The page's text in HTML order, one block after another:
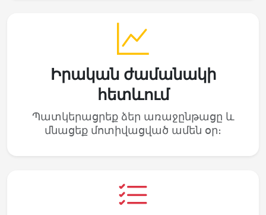
Իրական ժամանակի
հետևում
Պատկերացրեք ձեր առաջընթացը և
մնացեք մոտիվացված ամեն օր։